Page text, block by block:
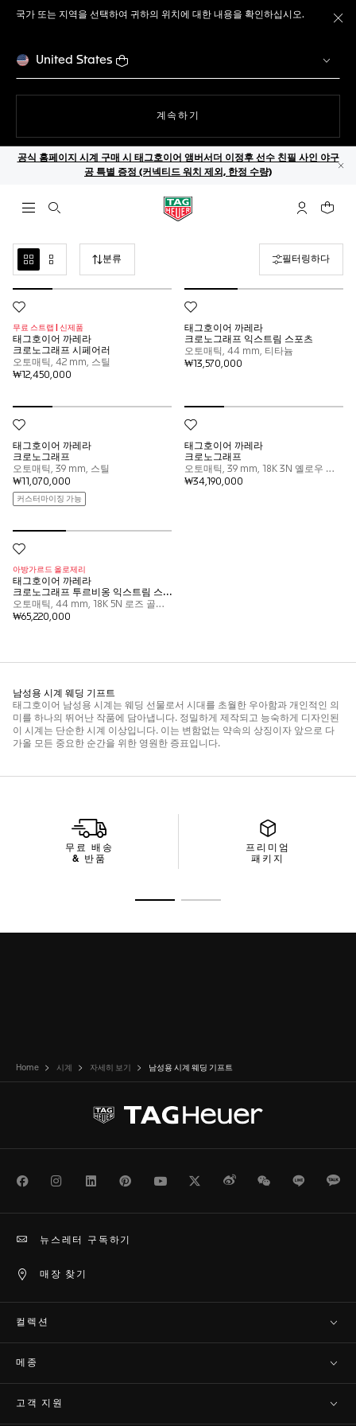
국가 또는 지역을 선택하여 귀하의 위치에 대한 내용을 확인하십시오.
United States
웹사이트에서
계속하기
공식 홈페이지 시계 구매 시 태그호이어 앰버서더 이정후 선수 친필 사인 야구
공 특별 증정 (커넥티드 워치 제외, 한정 수량)
검색 열기 마이 태그호
귀하
무료 배송
& 반품
프리미엄
패키지
Home 시계 자세히 보기 남성용 시계 웨딩 기프트
FacebookInstagram
LinkedInPinterestYoutubeTwitterWeiboWeChatLine
매장 찾기
뉴스레터 구독하기
컬렉션
메종
고객 지원​